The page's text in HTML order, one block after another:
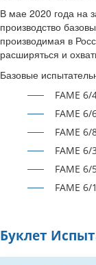
В мае 2020 года на
производство
производимая в
расширяться и
Базовые
FAME 6/
FAME 6/
FAME 6/
FAME 6/
FAME 6/
FAME 6/
Буклет